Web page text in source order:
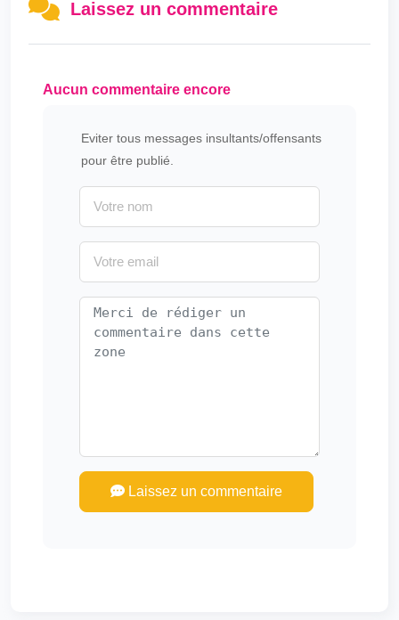
Laissez un commentaire
Aucun commentaire encore
Eviter tous messages insultants/offensants
pour être publié.
Laissez un commentaire